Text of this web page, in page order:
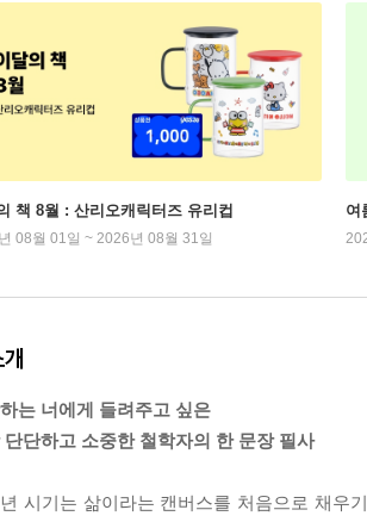
책 8월 : 산리오캐릭터즈 유리컵
08월 01일 ~ 2026년 08월 31일
여
는 너에게 들려주고 싶은
단단하고 소중한 철학자의 한 문장 필사
시기는 삶이라는 캔버스를 처음으로 채우